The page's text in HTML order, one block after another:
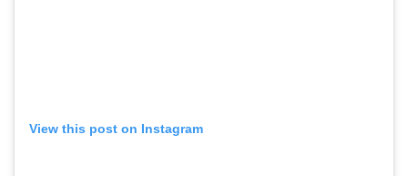
View this post on Instagram